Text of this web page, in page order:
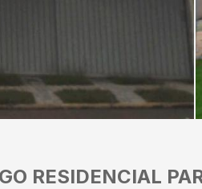
RESIDENCIAL